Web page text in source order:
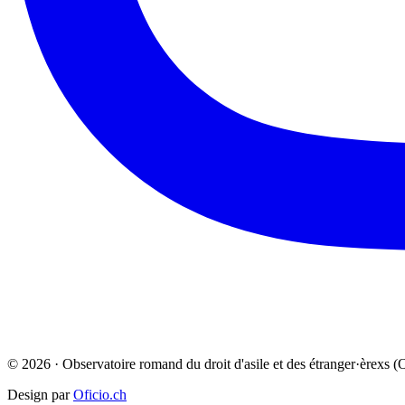
© 2026 · Observatoire romand du droit d'asile et des étranger·èrexs
Design parOficio.ch